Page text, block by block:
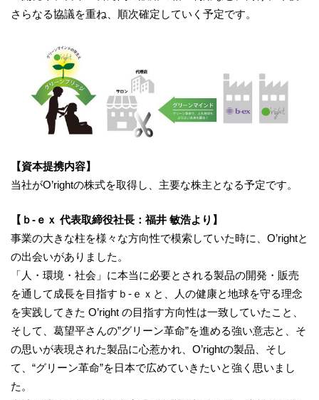
さらなる協議を重ね、順次確定していく予定です。
【資本提携内容】
当社がO’rightの株式を取得し、主要な株主となる予定です。
【ｂ-ｅｘ 代表取締役社長：福井 敏浩より】
事業の大きな柱を様々な方向性で模索していた時に、O’rightと
の出会いがありました。
「人・環境・社会」に本当に必要とされる製品の開発・販売
を通して成長を目指すｂ-ｅｘと、人の健康と地球を守る理念
を実践してきた O’right の目指す方向性は一致していたこと、
そして、葛望平さんの”グリーン革命”を進める強い意志と、そ
の思いが表現された製品に心惹かれ、O’rightの製品、そし
て、“グリーン革命”を日本で広めていきたいと強く思いまし
た。